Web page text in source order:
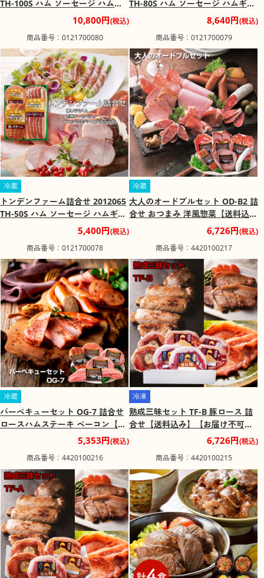
TH-100S ハム ソーセージ ハムギ
フト【送料込み】【二重包装不
可】【お届け不可地域：沖縄・離
10,800円(税込)
商品番号：0121700080
TH-80S ハム ソーセージ ハムギフ
ト【送料込み】【二重包装不可】
【お届け不可地域：沖縄・離島】
8,640円(税込)
商品番号：0121700079
冷蔵
トンデンファーム詰合せ 2012065
TH-50S ハム ソーセージ ハムギフ
ト【送料込み】【二重包装不可】
【お届け不可地域：沖縄・離島】
5,400円(税込)
商品番号：0121700078
冷蔵
大人のオードブルセット OD-B2 詰
合せ おつまみ 洋風惣菜【送料込
み】【お届け不可地域：北海道・
6,726円(税込)
商品番号：4420100217
冷蔵
バーベキューセット OG-7 詰合せ
ロースハムステーキ ベーコン【送
料込み】【お届け不可地域：北海
5,353円(税込)
商品番号：4420100216
冷凍
熟成三昧セット TF-B 豚ロース 詰
合せ【送料込み】【お届け不可地
域：北海道・沖縄・離島】
6,726円(税込)
商品番号：4420100215